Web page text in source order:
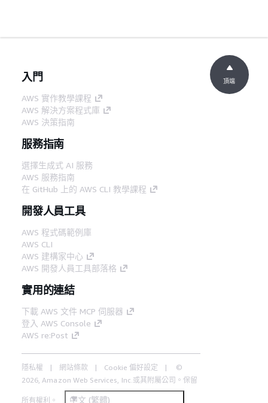
入門
AWS 實作教學課程
AWS 解決方案程式庫
AWS 決策指南
服務指南
選擇生成式 AI 服務
AWS 服務指南
在 GitHub 上的 AWS CLI 教學課程
開發人員工具
AWS 程式碼範例庫
AWS CLI
AWS 建構家中心
AWS 開發人員工具部落格
實用的連結
下載 AWS 文件 MCP 伺服器
登入 AWS Console
AWS re:Post
隱私權 網站條款 Cookie 偏好設定
©
2026, Amazon Web Services, Inc.或其附屬公司。保留
所有權利。 中文 (繁體)
頂端